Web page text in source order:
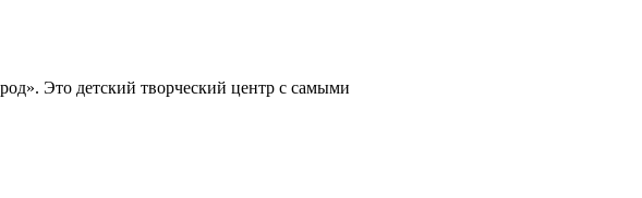
Это детский творческий центр с самыми